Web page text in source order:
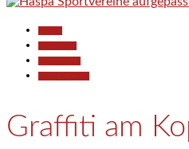
Graffiti am